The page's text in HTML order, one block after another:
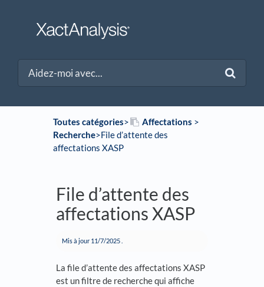
Toutes catégories​>​ ​Affectations ​ > ​
Recherche​>​ File d’attente des
affectations XASP
File d’attente des
affectations XASP
Mis à jour 11/7/2025
La file d’attente des affectations XASP
est un filtre de recherche qui affiche